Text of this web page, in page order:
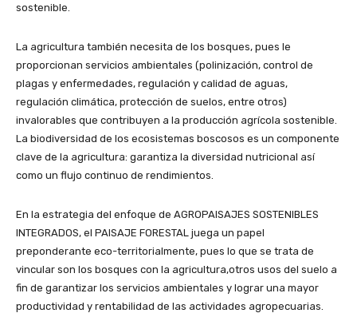
sostenible.
La agricultura también necesita de los bosques, pues le
proporcionan servicios ambientales (polinización, control de
plagas y enfermedades, regulación y calidad de aguas,
regulación climática, protección de suelos, entre otros)
invalorables que contribuyen a la producción agrícola sostenible.
La biodiversidad de los ecosistemas boscosos es un componente
clave de la agricultura: garantiza la diversidad nutricional así
como un flujo continuo de rendimientos.
En la estrategia del enfoque de AGROPAISAJES SOSTENIBLES
INTEGRADOS, el PAISAJE FORESTAL juega un papel
preponderante eco-territorialmente, pues lo que se trata de
vincular son los bosques con la agricultura,otros usos del suelo a
fin de garantizar los servicios ambientales y lograr una mayor
productividad y rentabilidad de las actividades agropecuarias.